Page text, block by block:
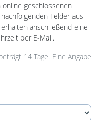
geschlossenen
Felder aus
anschließend eine
per E-Mail.
14 Tage. Eine Angabe